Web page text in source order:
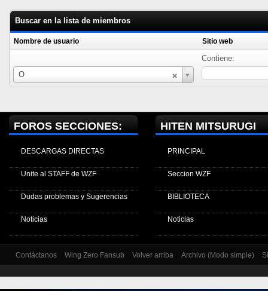
Buscar en la lista de miembros
Nombre de usuario Sitio web
O
Nombre
de
Contiene:
FOROS SECCIONES:
DESCARGAS DIRECTAS
Unite al STAFF de WZF
Dudas problemas y Sugerencias
Noticias
HITEN MITSURUGI
PRINCIPAL
Seccion WZF
BIBLIOTECA
Noticias
Contáctanos Wing Zero Fansub Volver arriba Archivo (Modo simple)